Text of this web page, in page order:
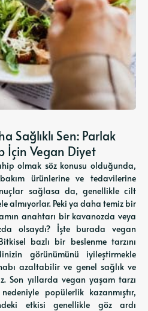
Sağlıklı Sen: Parlak
İçin Vegan Diyet
olmak söz konusu olduğunda,
ürünlerine ve tedavilerine
sağlasa da, genellikle cilt
almıyorlar. Peki ya daha temiz bir
anahtarı bir kavanozda veya
olsaydı? İşte burada vegan
bazlı bir beslenme tarzını
görünümünü iyileştirmekle
azaltabilir ve genel sağlık ve
Son yıllarda vegan yaşam tarzı
popülerlik kazanmıştır,
etkisi genellikle göz ardı